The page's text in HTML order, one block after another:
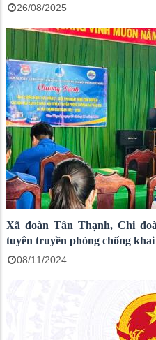
26/08/2025
Xã đoàn Tân Thạnh, Chi
tuyên truyền phòng chống
08/11/2024